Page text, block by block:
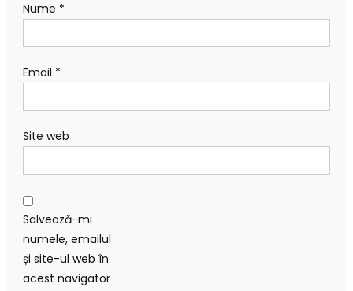
Nume *
Email *
Site web
Salvează-mi
numele, emailul
și site-ul web în
acest navigator